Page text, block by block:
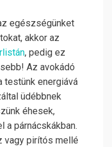
egészségünket
akkor az
, pedig ez
Az avokádó
testünk energiává
üdébbnek
éhesek,
a párnácskákban.
vagy pirítós mellé